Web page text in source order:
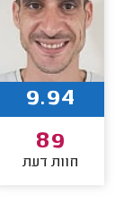
9.94
89
חוות דעת